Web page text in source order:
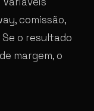
comissão,
o resultado
margem, o